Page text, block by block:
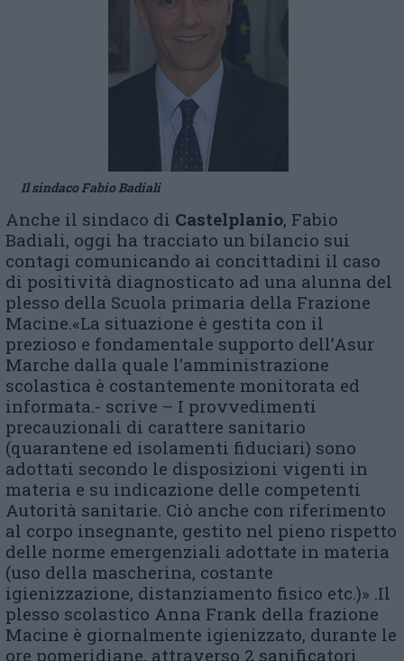
Il sindaco Fabio Badiali
Anche il sindaco di Castelplanio, Fabio
Badiali, oggi ha tracciato un bilancio sui
contagi comunicando ai concittadini il caso
di positività diagnosticato ad una alunna del
plesso della Scuola primaria della Frazione
Macine.«La situazione è gestita con il
prezioso e fondamentale supporto dell’Asur
Marche dalla quale l’amministrazione
scolastica è costantemente monitorata ed
informata.- scrive – I provvedimenti
precauzionali di carattere sanitario
(quarantene ed isolamenti fiduciari) sono
adottati secondo le disposizioni vigenti in
materia e su indicazione delle competenti
Autorità sanitarie. Ciò anche con riferimento
al corpo insegnante, gestito nel pieno rispetto
delle norme emergenziali adottate in materia
(uso della mascherina, costante
igienizzazione, distanziamento fisico etc.)» .Il
plesso scolastico Anna Frank della frazione
Macine è giornalmente igienizzato, durante le
ore pomeridiane, attraverso 2 sanificatori